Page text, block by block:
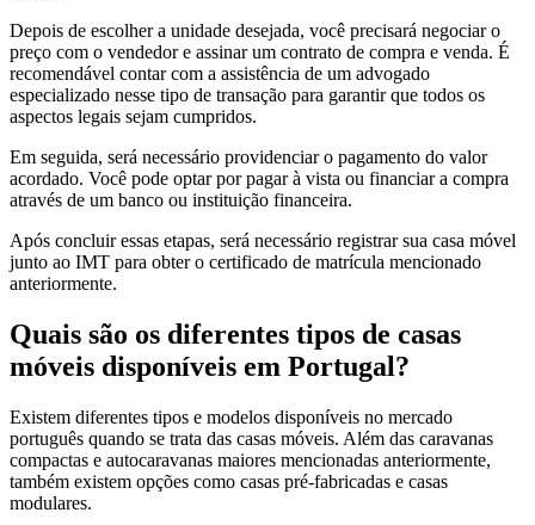
Depois de escolher a unidade desejada, você precisará negociar o
preço com o vendedor e assinar um contrato de compra e venda. É
recomendável contar com a assistência de um advogado
especializado nesse tipo de transação para garantir que todos os
aspectos legais sejam cumpridos.
Em seguida, será necessário providenciar o pagamento do valor
acordado. Você pode optar por pagar à vista ou financiar a compra
através de um banco ou instituição financeira.
Após concluir essas etapas, será necessário registrar sua casa móvel
junto ao IMT para obter o certificado de matrícula mencionado
anteriormente.
Quais são os diferentes tipos de casas
móveis disponíveis em Portugal?
Existem diferentes tipos e modelos disponíveis no mercado
português quando se trata das casas móveis. Além das caravanas
compactas e autocaravanas maiores mencionadas anteriormente,
também existem opções como casas pré-fabricadas e casas
modulares.